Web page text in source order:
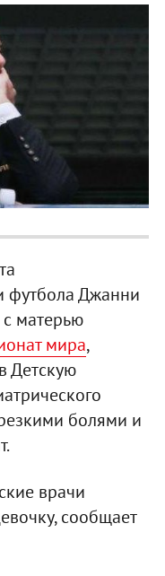
Джанни
матерью
мира,
Детскую
болями и
врачи
сообщает